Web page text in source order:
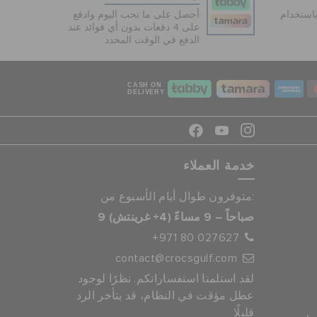
آمنة 100% باستخدام
أحصل على ما تحب اليوم وادفع
على 4 دفعات بدون أي فوائد عند
الدفع في الوقت المحدد
CASH ON
DELIVERY
خدمة العملاء
متوفرون طوال أيام الأسبوع من:
9 صباحاً – 9 مساءً (4+ غرينتش)
+971 80 027627
contact@crocsgulf.com
لقد استلمنا استفساراتكم. نظرًا لوجود
عطل مؤقت في النظام، قد يتأخر الرد
قليلًا